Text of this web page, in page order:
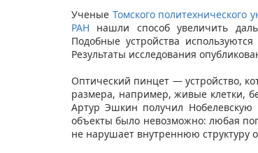
​​Ученые Томского политехнического
РАН нашли способ увеличить
Подобные устройства
Результаты исследования
Оптический пинцет — устройство,
размера, например, живые клетки,
Артур Эшкин получил
объекты было невозможно: любая
не нарушает внутреннюю структуру